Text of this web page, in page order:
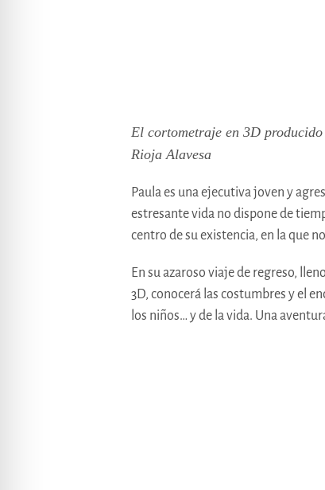
El cortometraje en 3D
Rioja Alavesa
Paula es una ejecutiva joven y
estresante vida no dispone de
centro de su existencia, en la que
En su azaroso viaje de regreso,
3D, conocerá las costumbres y el
los niños… y de la vida. Una